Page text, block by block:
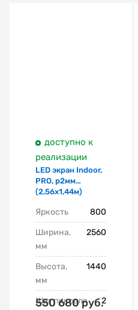
доступно к
реализации
LED экран Indoor,
PRO, p2мм
(2,56х1,44м)
Яркость
800
Ширина,
мм
2560
Высота,
мм
1440
Шаг пикселя 2
550 680 руб.